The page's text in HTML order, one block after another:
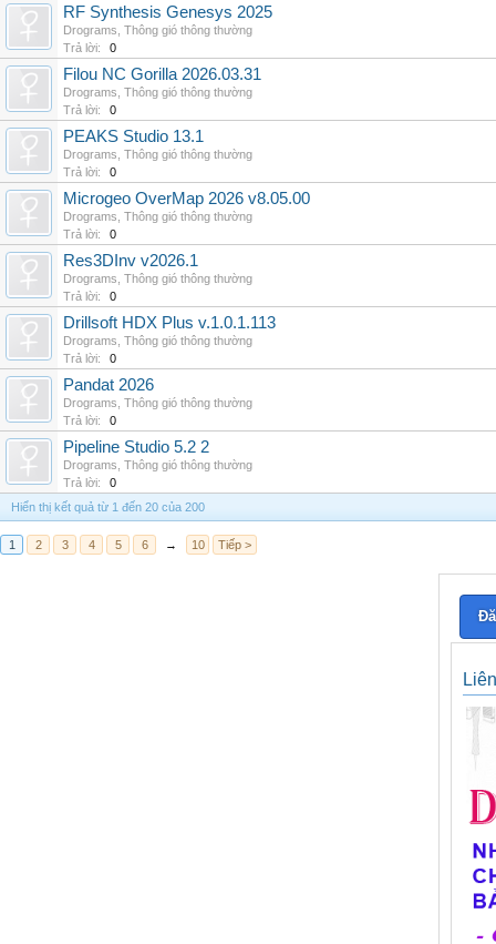
RF Synthesis Genesys 2025
Drograms Thông gió thông thường
Trả lời:
0
Filou NC Gorilla 2026.03.31
Drograms Thông gió thông thường
Trả lời:
0
PEAKS Studio 13.1
Drograms Thông gió thông thường
Trả lời:
0
Microgeo OverMap 2026 v8.05.00
Drograms Thông gió thông thường
Trả lời:
0
Res3DInv v2026.1
Drograms Thông gió thông thường
Trả lời:
0
Drillsoft HDX Plus v.1.0.1.113
Drograms Thông gió thông thường
Trả lời:
0
Pandat 2026
Drograms Thông gió thông thường
Trả lời:
0
Pipeline Studio 5.2 2
Drograms Thông gió thông thường
Trả lời:
0
Hiển thị kết quả từ 1 đến 20 của 200
1 2 3 4 5 6 → 10 Tiếp >